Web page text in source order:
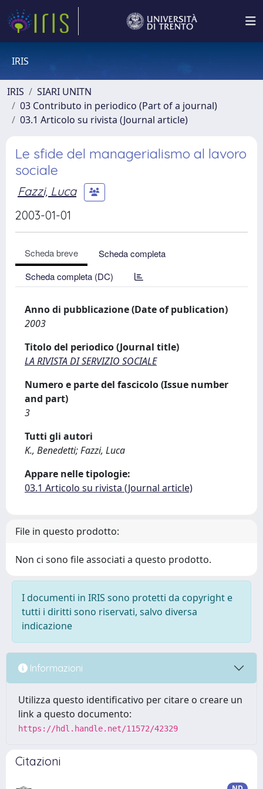
IRIS
IRIS
SIARI UNITN
03 Contributo in periodico (Part of a journal)
03.1 Articolo su rivista (Journal article)
Le sfide del managerialismo al lavoro
sociale
Fazzi, Luca
2003-01-01
Scheda breve
Scheda completa
Scheda completa (DC)
Anno di pubblicazione (Date of publication)
2003
Titolo del periodico (Journal title)
LA RIVISTA DI SERVIZIO SOCIALE
Numero e parte del fascicolo (Issue number
and part)
3
Tutti gli autori
K., Benedetti; Fazzi, Luca
Appare nelle tipologie:
03.1 Articolo su rivista (Journal article)
File in questo prodotto:
Non ci sono file associati a questo prodotto.
I documenti in IRIS sono protetti da copyright e
tutti i diritti sono riservati, salvo diversa
indicazione
Informazioni
Utilizza questo identificativo per citare o creare un
link a questo documento:
https://hdl.handle.net/11572/42329
Citazioni